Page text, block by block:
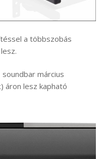
a többszobás
soundbar március
áron lesz kapható